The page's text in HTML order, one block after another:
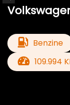
Benzine
109.994